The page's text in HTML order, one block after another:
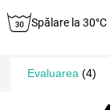
Spălare la 30°C
Evaluarea (4)